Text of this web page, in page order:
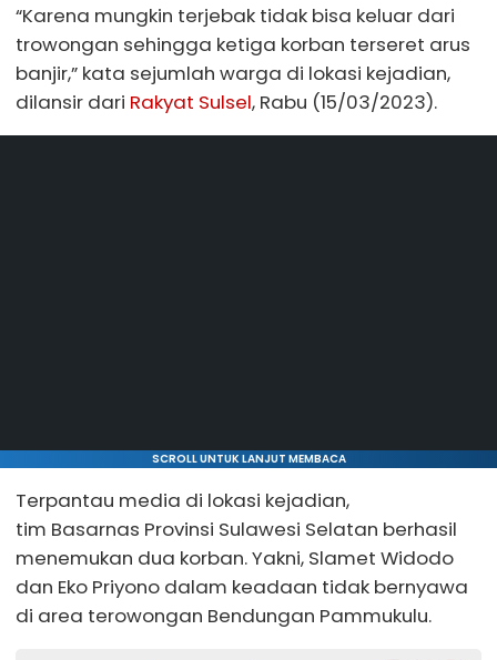
“Karena mungkin terjebak tidak bisa keluar dari
trowongan sehingga ketiga korban terseret arus
banjir,” kata sejumlah warga di lokasi kejadian,
dilansir dari Rakyat Sulsel, Rabu (15/03/2023).
SCROLL UNTUK LANJUT MEMBACA
Terpantau media di lokasi kejadian,
tim Basarnas Provinsi Sulawesi Selatan berhasil
menemukan dua korban. Yakni, Slamet Widodo
dan Eko Priyono dalam keadaan tidak bernyawa
di area terowongan Bendungan Pammukulu.